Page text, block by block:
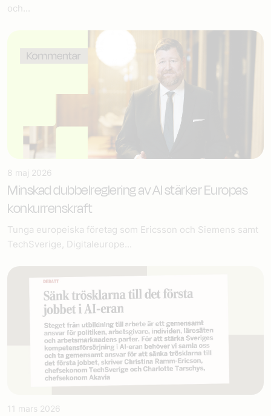
och...
8 maj 2026
Minskad dubbelreglering av AI stärker Europas
konkurrenskraft
Tunga europeiska företag som Ericsson och Siemens samt
TechSverige, Digitaleurope...
11 mars 2026